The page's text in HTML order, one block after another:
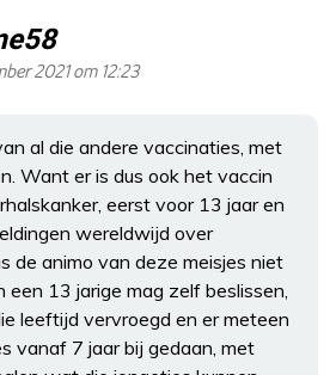
2021 om 12:23
al die andere vaccinaties, met
Want er is dus ook het vaccin
eerst voor 13 jaar en
wereldwijd over
de animo van deze meisjes niet
een 13 jarige mag zelf beslissen,
leeftijd vervroegd en er meteen
vanaf 7 jaar bij gedaan, met